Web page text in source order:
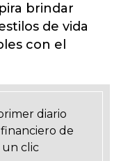
brindar
de vida
con el
diario
de
un clic